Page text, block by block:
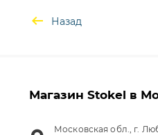
Назад
Магазин Stokel в
Московская обл., г.